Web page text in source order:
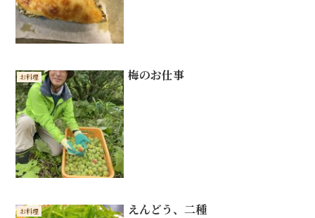
お料理 梅のお仕事
お料理 えんどう、二種